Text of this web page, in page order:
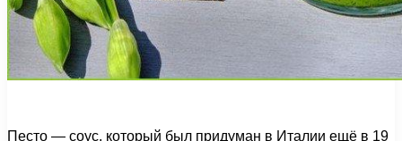
Песто — соус, который был придуман в Италии ещё в 19